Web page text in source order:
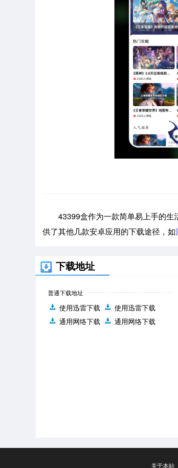
43399盒作为一款简单易上手的生
供了其他几款安卓应用的下载途径，如
下载地址
普通下载地址
使用迅雷下载
使用迅雷下载
通用网络下载
通用网络下载
关于本站